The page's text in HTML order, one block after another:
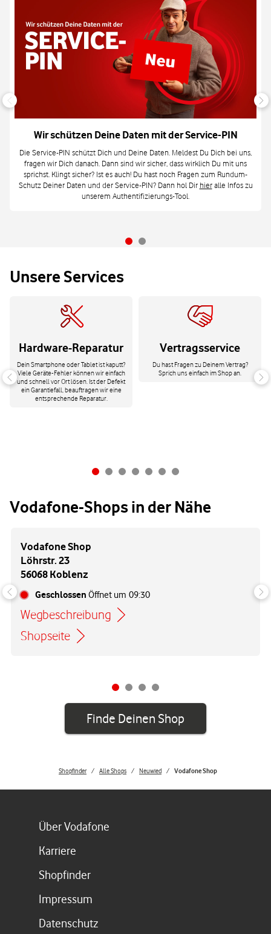
Wir schützen Deine Daten mit der Service-PIN
Die Service-PIN schützt Dich und Deine Daten. Meldest Du Dich bei uns,
fragen wir Dich danach. Dann sind wir sicher, dass wirklich Du mit uns
sprichst. Klingt sicher? Ist es auch! Du hast noch Fragen zum Rundum-
Schutz Deiner Daten und der Service-PIN? Dann hol Dir hieralle Infos zu
unserem Authentifizierungs-Tool.
Unsere Services
Hardware-Reparatur
Dein Smartphone oder Tablet ist kaputt?
Viele Geräte-Fehler können wir einfach
und schnell vor Ort lösen. Ist der Defekt
ein Garantiefall, beauftragen wir eine
entsprechende Reparatur.
Vertragsservice
Du hast Fragen zu Deinem Vertrag?
Sprich uns einfach im Shop an.
Vodafone-Shops in der Nähe
Vodafone Shop
Löhrstr. 23
56068 Koblenz
Geschlossen Öffnet um 09:30
Wegbeschreibung
Link öffnet in einem neuen Tab
Shopseite
Finde Deinen Shop
Shopfinder Alle Shops Neuwied Vodafone Shop
Über Vodafone
Karriere
ShopfinderLink öffnet in einem neuen Tab
Impressum
Datenschutz